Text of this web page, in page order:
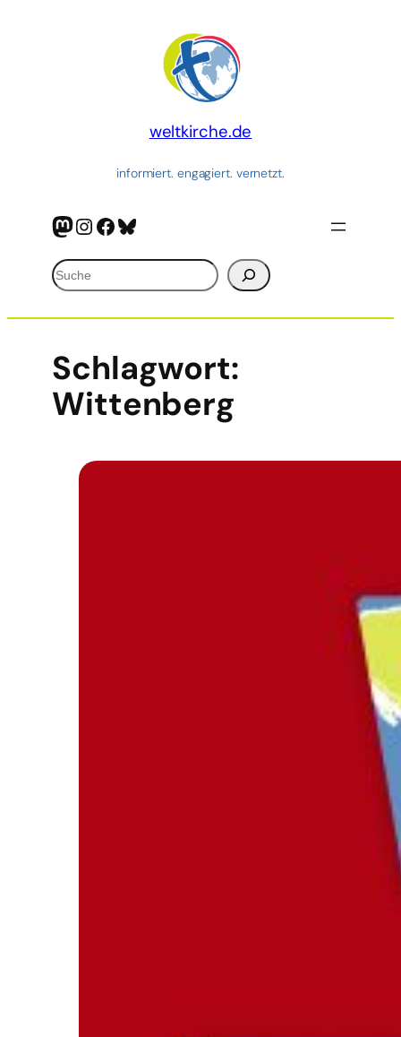
weltkirche.de
informiert. engagiert. vernetzt.
Mastodon
Instagram
Facebook
Bluesky
Suchen
Schlagwort:
Wittenberg